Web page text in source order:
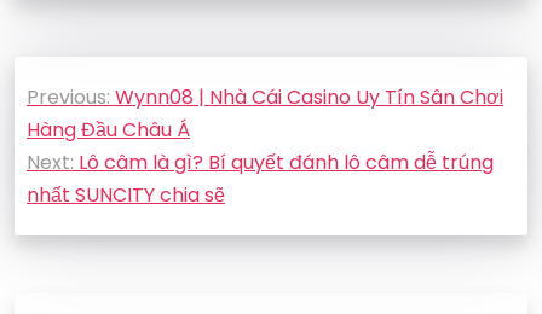
Điều
hướng
bài
viết
Previous: Wynn08 | Nhà Cái Casino Uy Tín Sân Chơi
Hàng Đầu Châu Á
Next: Lô câm là gì? Bí quyết đánh lô câm dễ trúng
nhất SUNCITY chia sẽ